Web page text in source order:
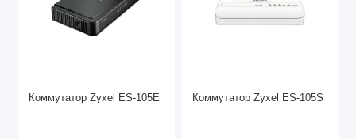
Коммутатор Zyxel ES-105E Коммутатор Zyxel ES-105S